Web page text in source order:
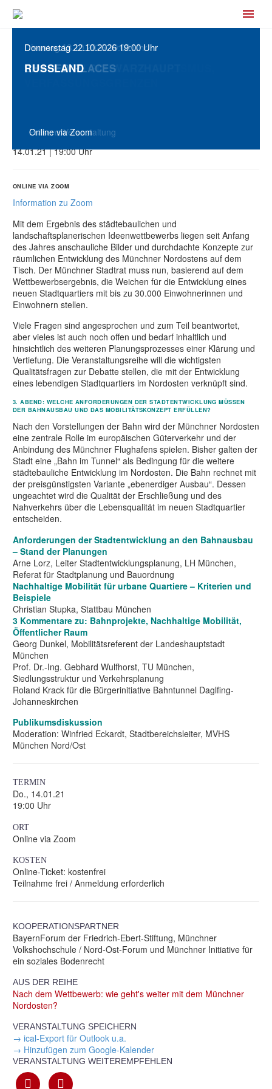
NACH DEM WETTBEWERB: WIE
GEHT ES WEITER MIT DEM
Mobilitätskonzept erfüllen?
14.01.21 | 19:00 Uhr
ONLINE VIA ZOOM
Information zu Zoom
Mit dem Ergebnis des städtebaulichen und
landschaftsplanerischen Ideenwettbewerbs liegen seit Anfang
des Jahres anschauliche Bilder und durchdachte Konzepte zur
räumlichen Entwicklung des Münchner Nordostens auf dem
Tisch. Der Münchner Stadtrat muss nun, basierend auf dem
Wettbewerbsergebnis, die Weichen für die Entwicklung eines
neuen Stadtquartiers mit bis zu 30.000 Einwohnerinnen und
Einwohnern stellen.
Viele Fragen sind angesprochen und zum Teil beantwortet,
aber vieles ist auch noch offen und bedarf inhaltlich und
hinsichtlich des weiteren Planungsprozesses einer Klärung und
Vertiefung. Die Veranstaltungsreihe will die wichtigsten
Qualitätsfragen zur Debatte stellen, die mit der Entwicklung
eines lebendigen Stadtquartiers im Nordosten verknüpft sind.
3. ABEND: WELCHE ANFORDERUNGEN DER STADTENTWICKLUNG MÜSSEN
DER BAHNAUSBAU UND DAS MOBILITÄTSKONZEPT ERFÜLLEN?
Nach den Vorstellungen der Bahn wird der Münchner Nordosten
eine zentrale Rolle im europäischen Güterverkehr und der
Anbindung des Münchner Flughafens spielen. Bisher galten der
Stadt eine „Bahn im Tunnel“ als Bedingung für die weitere
städtebauliche Entwicklung im Nordosten. Die Bahn rechnet mit
der preisgünstigsten Variante „ebenerdiger Ausbau“. Dessen
ungeachtet wird die Qualität der Erschließung und des
Nahverkehrs über die Lebensqualität im neuen Stadtquartier
entscheiden.
Anforderungen der Stadtentwicklung an den Bahnausbau
– Stand der Planungen
Arne Lorz, Leiter Stadtentwicklungsplanung, LH München,
Referat für Stadtplanung und Bauordnung
Nachhaltige Mobilität für urbane Quartiere – Kriterien und
Beispiele
Christian Stupka, Stattbau München
3 Kommentare zu: Bahnprojekte, Nachhaltige Mobilität,
Öffentlicher Raum
Georg Dunkel, Mobilitätsreferent der Landeshauptstadt
München
Prof. Dr.-Ing. Gebhard Wulfhorst, TU München,
Siedlungsstruktur und Verkehrsplanung
Roland Krack für die Bürgerinitiative Bahntunnel Daglfing-
Johanneskirchen
Publikumsdiskussion
Moderation: Winfried Eckardt, Stadtbereichsleiter, MVHS
München Nord/Ost
TERMIN
Do., 14.01.21
19:00 Uhr
ORT
Online via Zoom
KOSTEN
Online-Ticket: kostenfrei
Teilnahme frei / Anmeldung erforderlich
KOOPERATIONSPARTNER
BayernForum der Friedrich-Ebert-Stiftung, Münchner
Volkshochschule / Nord-Ost-Forum und Münchner Initiative für
ein soziales Bodenrecht
AUS DER REIHE
Nach dem Wettbewerb: wie geht's weiter mit dem Münchner
Nordosten?
VERANSTALTUNG SPEICHERN
→ ical-Export für Outlook u.a.
→ Hinzufügen zum Google-Kalender
VERANSTALTUNG WEITEREMPFEHLEN
Donnerstag 17.09.2026 19:00 Uhr
WENN RECHTSEXTREME REGIEREN
Online via Zoom
Dienstag 22.09.2026 19:00 Uhr
ERZIEHUNG ZUR GRAUSAMKEIT
Online via Zoom
Freitag 02.10.2026 19:00 Uhr
MEINUNGSFREIHEIT, POPULISMUS,
Präsenz-Veranstaltung
Dienstag 06.10.2026 19:00 Uhr
ELISABETH SCHWARZHAUPT
Präsenz-Veranstaltung
Dienstag 13.10.2026 19:00 Uhr
SHARED PLACES
Präsenz-Veranstaltung
Donnerstag 22.10.2026 19:00 Uhr
RUSSLAND
Online via Zoom